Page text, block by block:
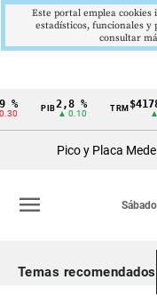
Cintillo
Colombia
PIB2,8 %
▲ 0.10
TRM
▲
Pico y Placa
Sábado
menu
Temas recomendados
Este portal emplea
estadísticos, funcionales y
consultar